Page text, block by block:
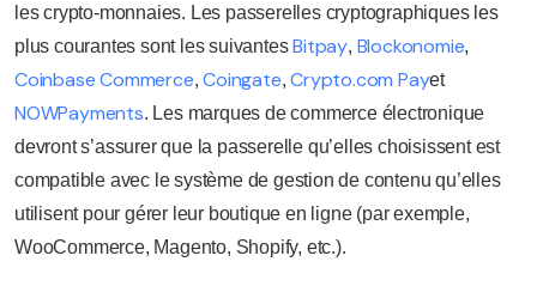
les crypto-monnaies. Les passerelles cryptographiques les
plus courantes sont les suivantesBitpay, Blockonomie,
Coinbase Commerce,Coingate,Crypto.com Payet
NOWPayments. Les marques de commerce électronique
devront s’assurer que la passerelle qu’elles choisissent est
compatible avec le système de gestion de contenu qu’elles
utilisent pour gérer leur boutique en ligne (par exemple,
WooCommerce, Magento, Shopify, etc.).